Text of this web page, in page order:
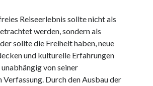
nordsee
Reiseerlebnis sollte nicht als
werden, sondern als
sollte die Freiheit haben, neue
und kulturelle Erfahrungen
unabhängig von seiner
Durch den Ausbau der